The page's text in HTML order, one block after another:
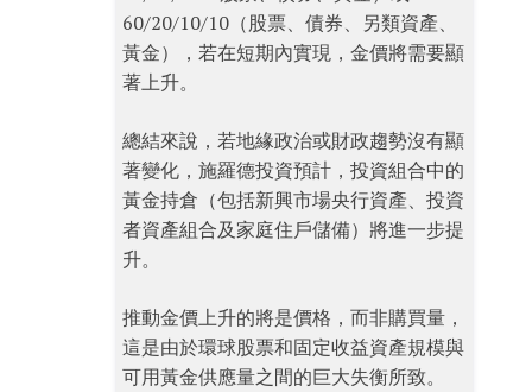
60/20/10/10（股票、債券、另類資產、
黃金），若在短期內實現，金價將需要顯
著上升。
總結來說，若地緣政治或財政趨勢沒有顯
著變化，施羅德投資預計，投資組合中的
黃金持倉（包括新興市場央行資產、投資
者資產組合及家庭住戶儲備）將進一步提
升。
推動金價上升的將是價格，而非購買量，
這是由於環球股票和固定收益資產規模與
可用黃金供應量之間的巨大失衡所致。